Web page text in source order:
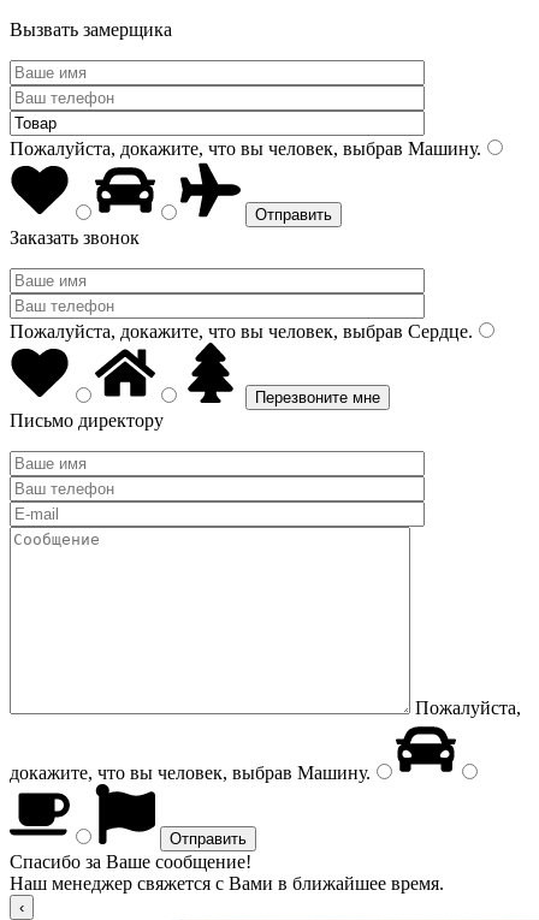
Вызвать замерщика
Пожалуйста, докажите, что вы человек, выбрав Машину.
Заказать звонок
Пожалуйста, докажите, что вы человек, выбрав Сердце.
Письмо директору
Пожалуйста,
докажите, что вы человек, выбрав Машину.
Спасибо за Ваше сообщение!
Наш менеджер свяжется с Вами в ближайшее время.